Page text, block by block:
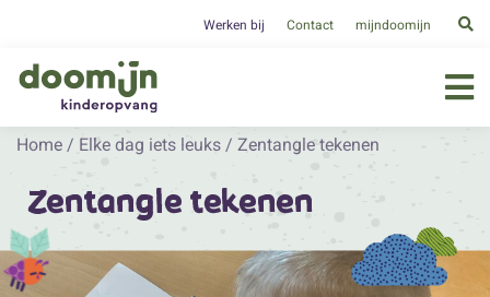
Werken bij Contact mijndoomijn
Home / Elke dag iets leuks / Zentangle tekenen
Zentangle tekenen